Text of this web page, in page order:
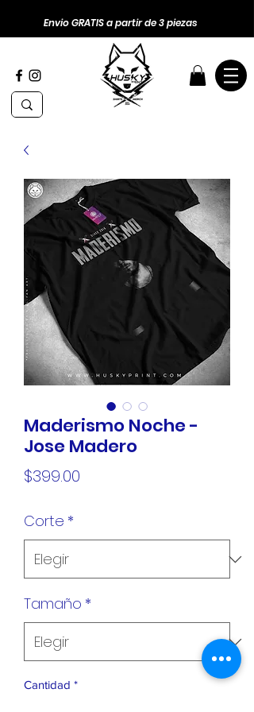
Envio GRATIS a partir de 3 piezas
Maderismo Noche -
Jose Madero
$399.00
Corte *
Tamaño *
Cantidad *